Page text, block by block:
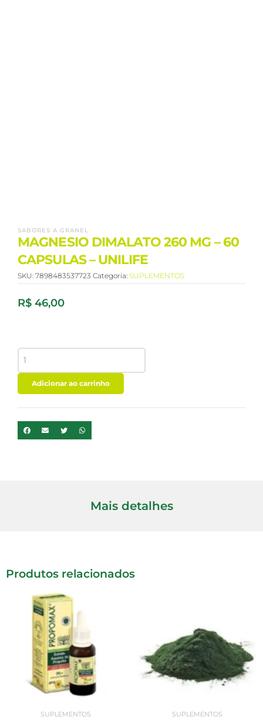
SABORES A GRANEL
MAGNESIO DIMALATO 260 MG – 60
CAPSULAS – UNILIFE
SKU: 7898483537723 Categoria: SUPLEMENTOS
R$ 46,00
DIMALATO
260
-
CAPSULAS
Adicionar ao carrinho
Mais detalhes
Produtos relacionados
SUPLEMENTOS SUPLEMENTOS